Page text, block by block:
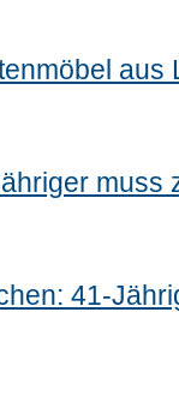
aus
muss
41-